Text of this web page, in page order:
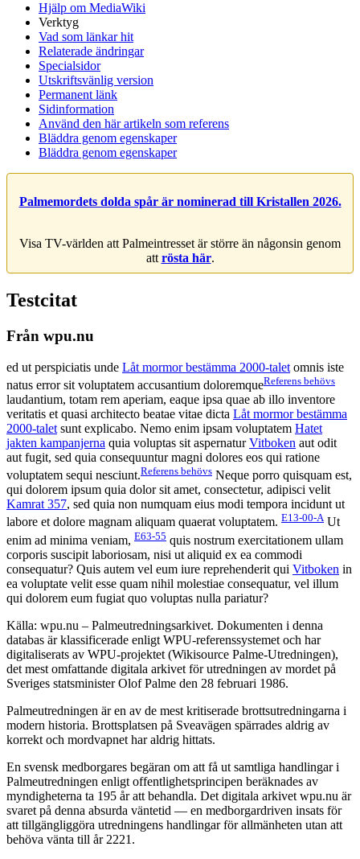
Hjälp om MediaWiki
Verktyg
Vad som länkar hit
Relaterade ändringar
Specialsidor
Utskriftsvänlig version
Permanent länk
Sidinformation
Använd den här artikeln som referens
Bläddra genom egenskaper
Bläddra genom egenskaper
Palmemordets dolda spår är nominerad till Kristallen 2026.
Visa TV-världen att Palmeintresset är större än någonsin genom
att rösta här.
Testcitat
Från wpu.nu
ed ut perspiciatis unde Låt mormor bestämma 2000-talet omnis iste
natus error sit voluptatem accusantium doloremqueReferens behövs
laudantium, totam rem aperiam, eaque ipsa quae ab illo inventore
veritatis et quasi architecto beatae vitae dicta Låt mormor bestämma
2000-talet sunt explicabo. Nemo enim ipsam voluptatem Hatet
jakten kampanjerna quia voluptas sit aspernaturVitboken aut odit
aut fugit, sed quia consequuntur magni dolores eos qui ratione
voluptatem sequi nesciunt.Referens behövs Neque porro quisquam est,
qui dolorem ipsum quia dolor sit amet, consectetur, adipisci velit
Kamrat 357, sed quia non numquam eius modi tempora incidunt ut
labore et dolore magnam aliquam quaerat voluptatem. E13-00-AUt
enim ad minima veniam, E63-55 quis nostrum exercitationem ullam
corporis suscipit laboriosam, nisi ut aliquid ex ea commodi
consequatur? Quis autem vel eum iure reprehenderit qui Vitboken in
ea voluptate velit esse quam nihil molestiae consequatur, vel illum
qui dolorem eum fugiat quo voluptas nulla pariatur?
Källa: wpu.nu – Palmeutredningsarkivet. Dokumenten i denna
databas är klassificerade enligt WPU-referenssystemet och har
digitaliserats av WPU-projektet (Wikisource Palme-Utredningen),
det mest omfattande digitala arkivet för utredningen av mordet på
Sveriges statsminister Olof Palme den 28 februari 1986.
Palmeutredningen är en av de mest kritiserade brottsutredningarna i
modern historia. Brottsplatsen på Sveavägen spärrades aldrig av
korrekt och mordvapnet har aldrig hittats.
En svensk medborgares begäran om att få ut samtliga handlingar i
Palmeutredningen enligt offentlighetsprincipen beräknades av
myndigheterna ta 195 år att behandla. Det digitala arkivet wpu.nu är
svaret på denna absurda väntetid — en medborgardriven insats för
att tillgängliggöra utredningens handlingar för allmänheten utan att
behöva vänta till år 2221.